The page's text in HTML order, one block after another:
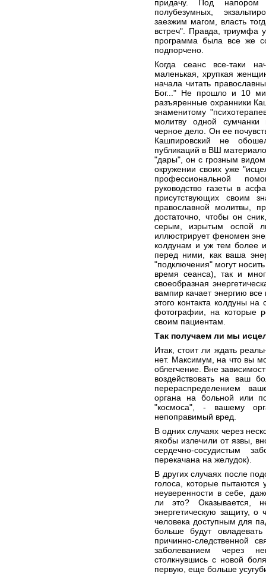
придачу. Под напором
полубезумных,
заезжим магом, власть
встреч". Правда, триумфа
программа была все же
подпорчено.
Когда сеанс все-таки
маленькая, хрупкая
начала читать
Бог..." Не прошло и 10
разъяренные охранники
знаменитому
молитву одной
черное дело. Он ее
Кашпировский не
публикаций в ВШ
"дары", он с грозным видом
окружении своих уже
профессиональной
руководство газеты в
присутствующих своим
православной молитвы,
достаточно, чтобы он
серым, изрытым оспой
иллюстрирует феномен
колдунам и уж тем более
перед ними, как ваша
"подключения" могут
время сеанса), так и
своеобразная
вампир качает энергию
этого контакта колдуны
фотографии, на которые
своим пациентам.
Так получаем ли мы
Итак, стоит ли ждать
нет. Максимум, на что вы
облегчение. Вне
воздействовать на ваш
перераспределением
органа на больной или
"космоса", - вашему
непоправимый вред.
В одних случаях через
якобы излечили от язвы,
сердечно-сосудистым
перекачана на желудок).
В других случаях после
голоса, которые пытаются
неуверенности в себе,
ли это? Оказывается,
энергетическую защиту,
человека доступным для
больше будут
причинно-следственной
заболеванием через
столкнувшись с новой
первую, еще больше